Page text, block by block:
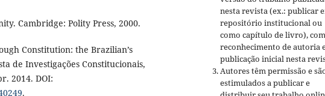
Cambridge: Polity Press, 2000.
Constitution: the Brazilian’s
de Investigações Constitucionais,
2014. DOI:
.
nesta revista (ex.: publicar
repositório institucional ou
como capítulo de livro), com
reconhecimento de autoria
publicação inicial nesta
Autores têm permissão e
estimulados a publicar e